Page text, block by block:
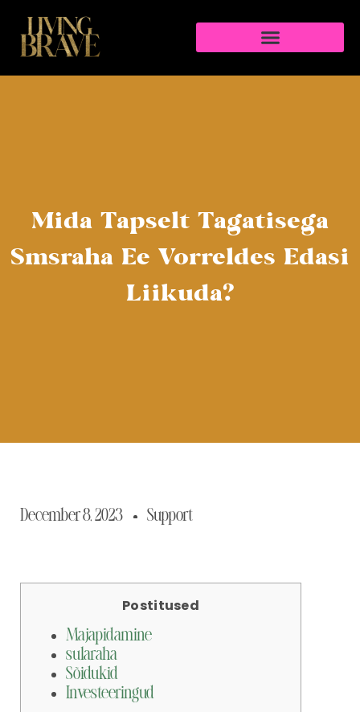
Mida Täpselt Tagatisega
Smsraha Ee Võrreldes Edasi
Liikuda?
December 8, 2023 Support
Postitused
Majapidamine
sularaha
Sõidukid
Investeeringud